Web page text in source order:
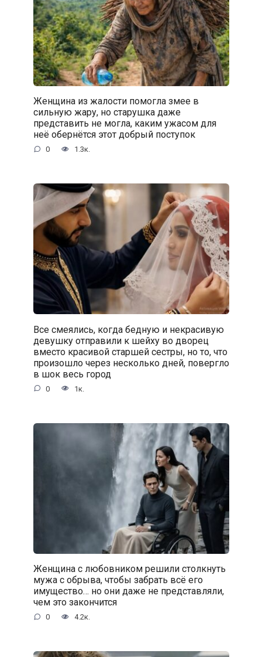
Женщина из жалости помогла змее в
сильную жару, но старушка даже
представить не могла, каким ужасом для
неё обернётся этот добрый поступок
0 1.3к.
Все смеялись, когда бедную и некрасивую
девушку отправили к шейху во дворец
вместо красивой старшей сестры, но то, что
произошло через несколько дней, повергло
в шок весь город
0 1к.
Женщина с любовником решили столкнуть
мужа с обрыва, чтобы забрать всё его
имущество… но они даже не представляли,
чем это закончится
0 4.2к.